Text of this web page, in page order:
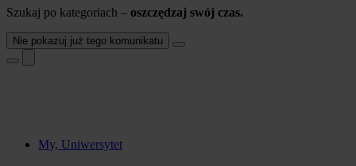
Szukaj po kategoriach – oszczędzaj swój czas.
Nie pokazuj już tego komunikatu
My, Uniwersytet